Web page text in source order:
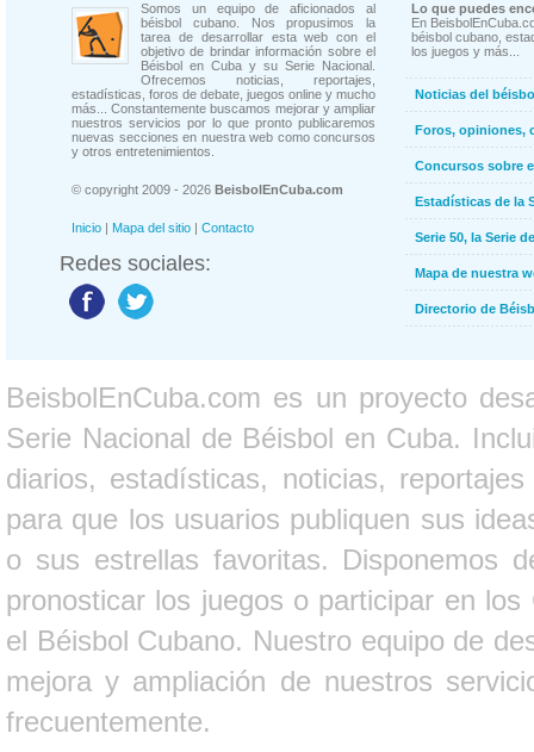
Somos un equipo de aficionados al
béisbol cubano. Nos propusimos la
tarea de desarrollar esta web con el
objetivo de brindar información sobre el
Béisbol en Cuba y su Serie Nacional.
Ofrecemos noticias, reportajes,
estadísticas, foros de debate, juegos online y mucho
más... Constantemente buscamos mejorar y ampliar
nuestros servicios por lo que pronto publicaremos
nuevas secciones en nuestra web como concursos
y otros entretenimientos.
© copyright 2009 - 2026 BeisbolEnCuba.com
Inicio | Mapa del sitio | Contacto
Redes sociales:
Lo que puedes
En
béisbol cubano,
los juegos y más...
Noticias del
Foros, opiniones,
Concursos sobre
Estadísticas de la
Serie 50, la Serie
Mapa de nuestra
Directorio de
BeisbolEnCuba.com es un proyecto
Serie Nacional de Béisbol en Cuba.
diarios, estadísticas, noticias,
para que los usuarios publiquen sus
o sus estrellas favoritas. Disponemos
pronosticar los juegos o participar en
el Béisbol Cubano. Nuestro equipo de
mejora y ampliación de nuestros
frecuentemente.